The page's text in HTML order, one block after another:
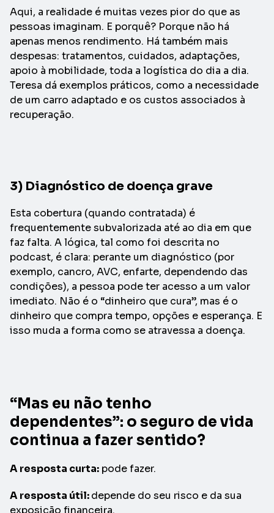
Aqui, a realidade é muitas vezes pior do que as
pessoas imaginam. E porquê? Porque não há
apenas menos rendimento. Há também mais
despesas: tratamentos, cuidados, adaptações,
apoio à mobilidade, toda a logística do dia a dia.
Teresa dá exemplos práticos, como a necessidade
de um carro adaptado e os custos associados à
recuperação.
3) Diagnóstico de doença grave
Esta cobertura (quando contratada) é
frequentemente subvalorizada até ao dia em que
faz falta. A lógica, tal como foi descrita no
podcast, é clara: perante um diagnóstico (por
exemplo, cancro, AVC, enfarte, dependendo das
condições), a pessoa pode ter acesso a um valor
imediato. Não é o “dinheiro que cura”, mas é o
dinheiro que compra tempo, opções e esperança. E
isso muda a forma como se atravessa a doença.
“Mas eu não tenho
dependentes”: o seguro de vida
continua a fazer sentido?
A resposta curta: pode fazer.
A resposta útil:depende do seu risco e da sua
exposição financeira.